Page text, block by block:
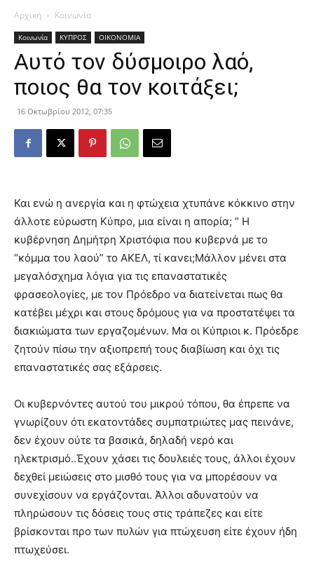
Αρχική Κοινωνία
Κοινωνία ΚΥΠΡΟΣ ΟΙΚΟΝΟΜΙΑ
Αυτό τον δύσμοιρο λαό,
ποιος θα τον κοιτάξει;
16 Οκτωβρίου 2012, 07:35
Και ενώ η ανεργία και η φτώχεια χτυπάνε κόκκινο στην
άλλοτε εύρωστη Κύπρο, μια είναι η απορία; ” Η
κυβέρνηση Δημήτρη Χριστόφια που κυβερνά με το
“κόμμα του λαού” το ΑΚΕΛ, τί κανει;Μάλλον μένει στα
μεγαλόσχημα λόγια για τις επαναστατικές
φρασεολογίες, με τον Πρόεδρο να διατείνεται πως θα
κατέβει μέχρι και στους δρόμους για να προστατέψει τα
διακιώματα των εργαζομένων. Μα οι Κύπριοι κ. Πρόεδρε
ζητούν πίσω την αξιοπρεπή τους διαβίωση και όχι τις
επαναστατικές σας εξάρσεις.
Οι κυβερνόντες αυτού του μικρού τόπου, θα έπρεπε να
γνωρίζουν ότι εκατοντάδες συμπατριώτες μας πεινάνε,
δεν έχουν ούτε τα βασικά, δηλαδή νερό και
ηλεκτρισμό..Έχουν χάσει τις δουλειές τους, άλλοι έχουν
δεχθεί μειώσεις στο μισθό τους για να μπορέσουν να
συνεχίσουν να εργάζονται. Άλλοι αδυνατούν να
πληρώσουν τις δόσεις τους στις τράπεζες και είτε
βρίσκονται προ των πυλών για πτώχευση είτε έχουν ήδη
πτωχεύσει.